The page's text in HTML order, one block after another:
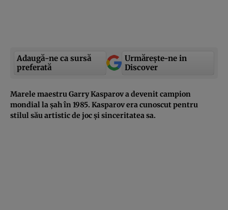
Adaugă-ne ca sursă
preferată
Urmărește-ne in
Discover
Marele maestru Garry Kasparov a devenit campion
mondial la șah în 1985. Kasparov era cunoscut pentru
stilul său artistic de joc și sinceritatea sa.